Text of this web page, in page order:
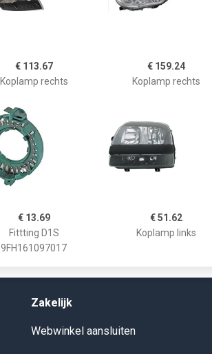
€ 113.67
Koplamp rechts
€ 159.24
Koplamp rechts
€ 13.69
Fittting D1S
9FH161097017
€ 51.62
Koplamp links
Zakelijk
Webwinkel aansluiten